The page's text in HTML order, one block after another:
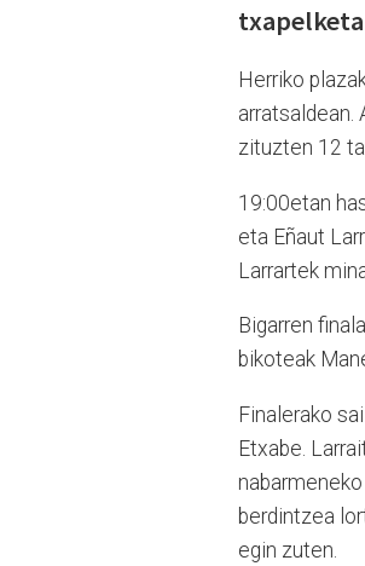
Herriko
arratsaldean.
zituzten 12
19:00etan
eta Eñaut
Larrartek
Bigarren
bikoteak
Finalerako
Etxabe.
berdintzea
egin zuten.